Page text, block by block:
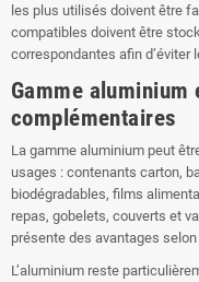
les plus utilisés doivent être
compatibles doivent être
correspondantes afin
Gamme
complémentaires
La gamme aluminium peut
usages : contenants carton,
biodégradables, films
repas, gobelets, couverts et
présente des avantages
L’aluminium reste